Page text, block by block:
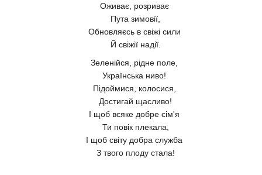
Оживає, розриває
Пута зимовії,
Обновляєсь в свіжі сили
Й свіжії надії.
Зеленійся, рідне поле,
Українська ниво!
Підоймися, колосися,
Достигай щасливо!
І щоб всяке добре сім'я
Ти повік плекала,
І щоб світу добра служба
З твого плоду стала!